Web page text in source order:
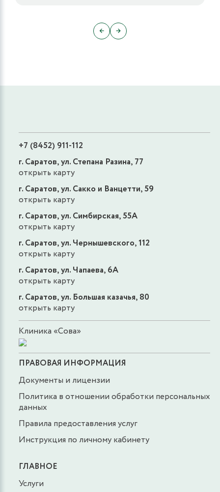
← →
+7 (8452) 911-112
г. Саратов, ул. Степана Разина, 77
открыть карту
г. Саратов, ул. Сакко и Ванцетти, 59
открыть карту
г. Саратов, ул. Симбирская, 55А
открыть карту
г. Саратов, ул. Чернышевского, 112
открыть карту
г. Саратов, ул. Чапаева, 6А
открыть карту
г. Саратов, ул. Большая казачья, 80
открыть карту
Клиника «Сова»
ПРАВОВАЯ ИНФОРМАЦИЯ
Документы и лицензии
Политика в отношении обработки персональных
данных
Правила предоставления услуг
Инструкция по личному кабинету
ГЛАВНОЕ
Услуги